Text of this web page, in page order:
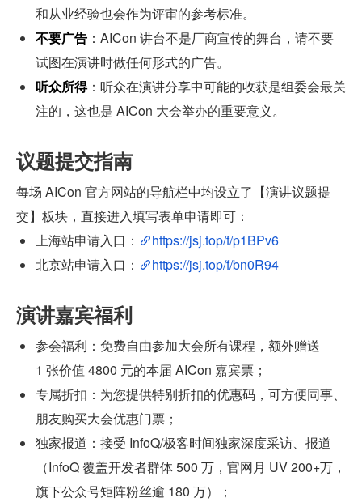
和从业经验也会作为评审的参考标准。
不要广告 ：AICon 讲台不是厂商宣传的舞台，请不要
试图在演讲时做任何形式的广告。
听众所得：听众在演讲分享中可能的收获是组委会最关
注的，这也是 AICon 大会举办的重要意义。
议题提交指南
每场 AICon 官方网站的导航栏中均设立了【演讲议题提
交】板块，直接进入填写表单申请即可：
上海站申请入口：
https://jsj.top/f/p1BPv6
北京站申请入口：
https://jsj.top/f/bn0R94
演讲嘉宾福利
参会福利：免费自由参加大会所有课程，额外赠送
1 张价值 4800 元的本届 AICon 嘉宾票；
专属折扣：为您提供特别折扣的优惠码，可方便同事、
朋友购买大会优惠门票；
独家报道：接受 InfoQ/极客时间独家深度采访、报道
（InfoQ 覆盖开发者群体 500 万，官网月 UV 200+万，
旗下公众号矩阵粉丝逾 180 万）；